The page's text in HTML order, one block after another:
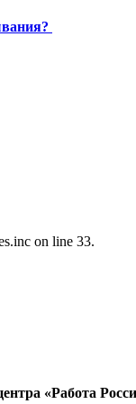
on line 33.
«Работа